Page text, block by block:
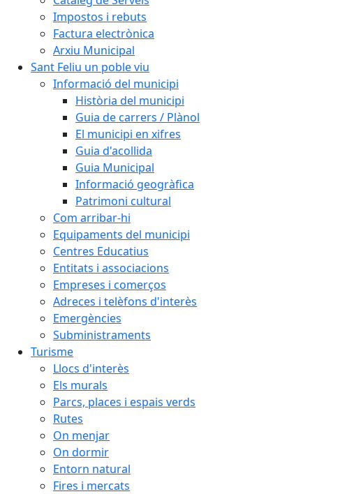
Impostos i rebuts
Factura electrònica
Arxiu Municipal
Sant Feliu un poble viu
Informació del municipi
Història del municipi
Guia de carrers / Plànol
El municipi en xifres
Guia d'acollida
Guia Municipal
Informació geogràfica
Patrimoni cultural
Com arribar-hi
Equipaments del municipi
Centres Educatius
Entitats i associacions
Empreses i comerços
Adreces i telèfons d'interès
Emergències
Subministraments
Turisme
Llocs d'interès
Els murals
Parcs, places i espais verds
Rutes
On menjar
On dormir
Entorn natural
Fires i mercats